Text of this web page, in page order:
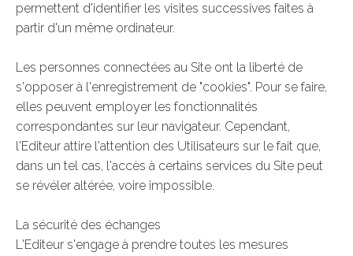
permettent d'identifier les visites successives faites à
partir d'un même ordinateur.
Les personnes connectées au Site ont la liberté de
s'opposer à l'enregistrement de "cookies". Pour se faire,
elles peuvent employer les fonctionnalités
correspondantes sur leur navigateur. Cependant,
l'Editeur attire l'attention des Utilisateurs sur le fait que,
dans un tel cas, l'accès à certains services du Site peut
se révéler altérée, voire impossible.
La sécurité des échanges
L'Editeur s'engage à prendre toutes les mesures